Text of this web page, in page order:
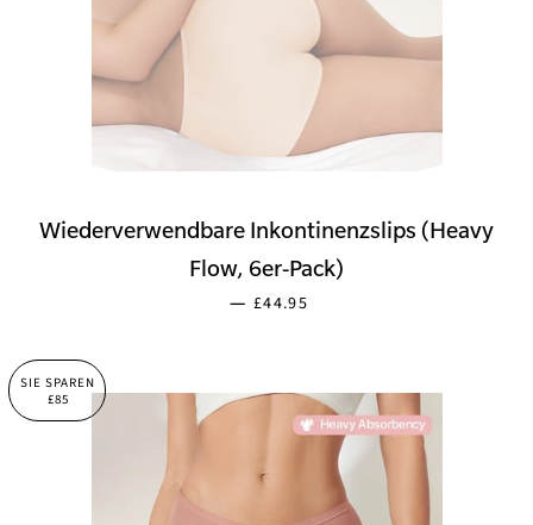
Wiederverwendbare Inkontinenzslips (Heavy
Flow, 6er-Pack)
— SONDERPREIS
£44.95
SIE SPAREN
£85